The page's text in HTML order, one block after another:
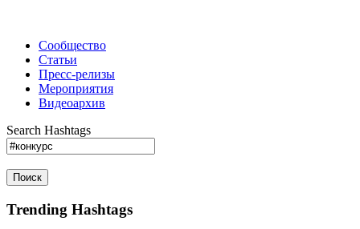
Сообщество
Статьи
Пресс-релизы
Мероприятия
Видеоархив
Search Hashtags
Поиск
Trending Hashtags